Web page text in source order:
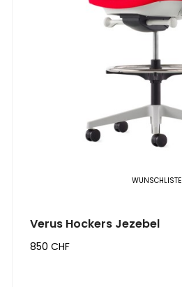
WUNSCHLISTE
Verus Hockers Jezebel
850 CHF